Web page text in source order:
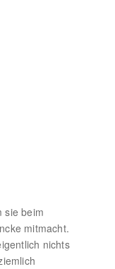
sie beim
mitmacht.
nichts